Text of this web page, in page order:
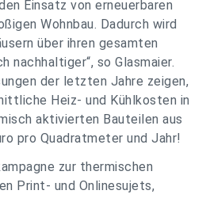
Einsatz von erneuerbaren
Wohnbau. Dadurch wird
über ihren gesamten
nachhaltiger“, so Glasmaier.
der letzten Jahre zeigen,
Heiz- und Kühlkosten in
aktivierten Bauteilen aus
pro Quadratmeter und Jahr!
zur thermischen
Print- und Onlinesujets,